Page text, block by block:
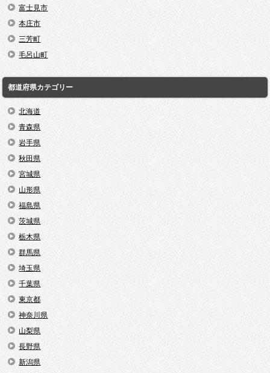
富士見市
本庄市
三芳町
毛呂山町
都道府県カテゴリー
北海道
青森県
岩手県
秋田県
宮城県
山形県
福島県
茨城県
栃木県
群馬県
埼玉県
千葉県
東京都
神奈川県
山梨県
長野県
新潟県